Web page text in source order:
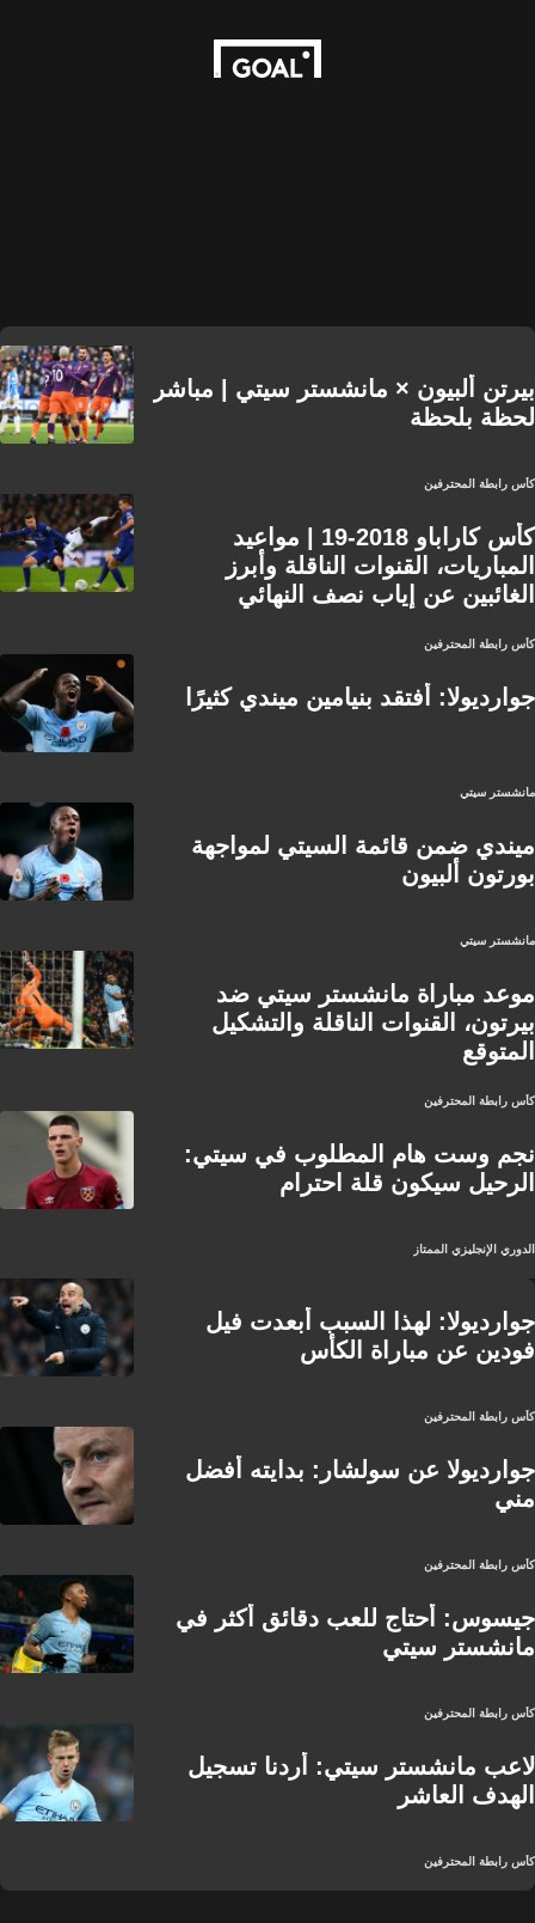
بيرتن ألبيون × مانشستر سيتي | مباشر
لحظة بلحظة
كأس رابطة المحترفين
كأس كاراباو 2018-19 | مواعيد
المباريات، القنوات الناقلة وأبرز
الغائبين عن إياب نصف النهائي
كأس رابطة المحترفين
جوارديولا: أفتقد بنيامين ميندي كثيرًا
مانشستر سيتي
ميندي ضمن قائمة السيتي لمواجهة
بورتون ألبيون
مانشستر سيتي
موعد مباراة مانشستر سيتي ضد
بيرتون، القنوات الناقلة والتشكيل
المتوقع
كأس رابطة المحترفين
نجم وست هام المطلوب في سيتي:
الرحيل سيكون قلة احترام
الدوري الإنجليزي الممتاز
جوارديولا: لهذا السبب أبعدت فيل
فودين عن مباراة الكأس
كأس رابطة المحترفين
جوارديولا عن سولشار: بدايته أفضل
مني
كأس رابطة المحترفين
جيسوس: أحتاج للعب دقائق أكثر في
مانشستر سيتي
كأس رابطة المحترفين
لاعب مانشستر سيتي: أردنا تسجيل
الهدف العاشر
كأس رابطة المحترفين